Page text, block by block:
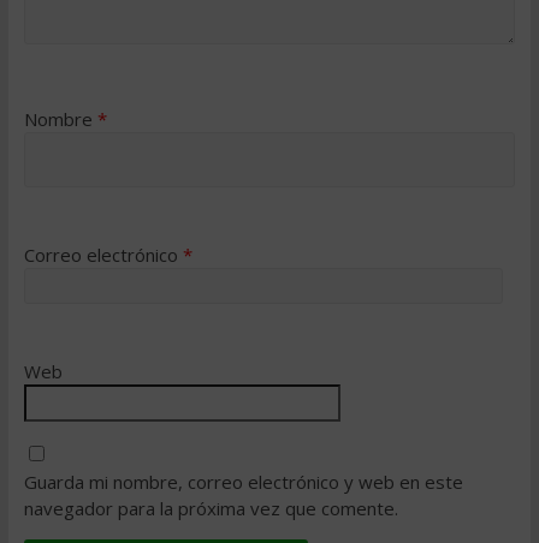
Nombre *
Correo electrónico *
Web
Guarda mi nombre, correo electrónico y web en este
navegador para la próxima vez que comente.